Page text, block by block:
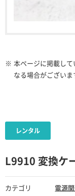
※ 本ページに掲載し
なる場合がございま
L9910 変換ケ
カテゴリ 電源